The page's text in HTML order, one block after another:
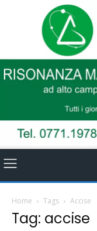
Home Tags Accise
Tag: accise